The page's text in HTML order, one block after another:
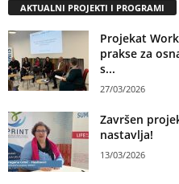
AKTUALNI PROJEKTI I PROGRAMI
Projekat
prakse za
s...
27/03/2026
Završen
nastavlja!
13/03/2026